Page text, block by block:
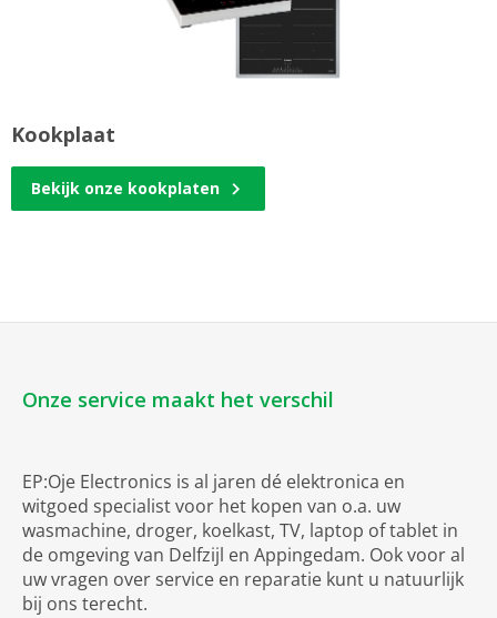
Kookplaat
Bekijk onze kookplaten
Onze service maakt het verschil
EP:Oje Electronics is al jaren dé elektronica en
witgoed specialist voor het kopen van o.a. uw
wasmachine, droger, koelkast, TV, laptop of tablet in
de omgeving van Delfzijl en Appingedam. Ook voor al
uw vragen over service en reparatie kunt u natuurlijk
bij ons terecht.